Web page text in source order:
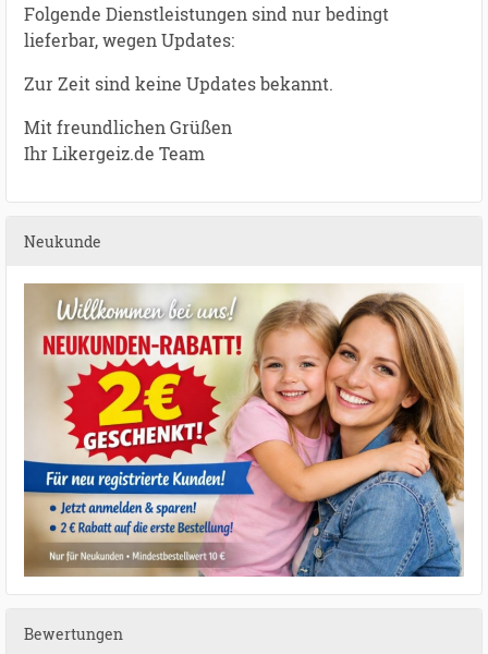
Folgende Dienstleistungen sind nur bedingt
lieferbar, wegen Updates:
Zur Zeit sind keine Updates bekannt.
Mit freundlichen Grüßen
Ihr Likergeiz.de Team
Neukunde
Bewertungen